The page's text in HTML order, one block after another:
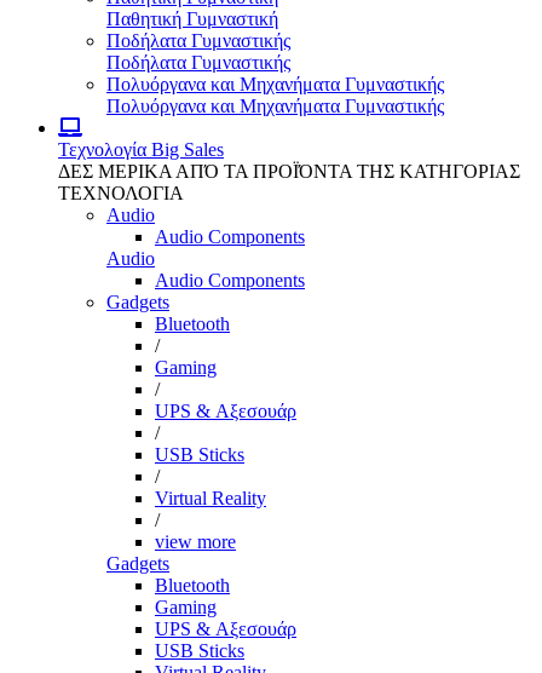
Παθητική Γυμναστική
Ποδήλατα Γυμναστικής
Ποδήλατα Γυμναστικής
Πολυόργανα και Μηχανήματα Γυμναστικής
Πολυόργανα και Μηχανήματα Γυμναστικής
Τεχνολογία Big Sales
ΔΕΣ ΜΕΡΙΚΑ ΑΠΌ ΤΑ ΠΡΟΪΌΝΤΑ ΤΗΣ ΚΑΤΗΓΟΡΙΑΣ
ΤΕΧΝΟΛΟΓΙΑ
Audio
Audio Components
Audio
Audio Components
Gadgets
Bluetooth
/
Gaming
/
UPS & Αξεσουάρ
/
USB Sticks
/
Virtual Reality
/
view more
Gadgets
Bluetooth
Gaming
UPS & Αξεσουάρ
USB Sticks